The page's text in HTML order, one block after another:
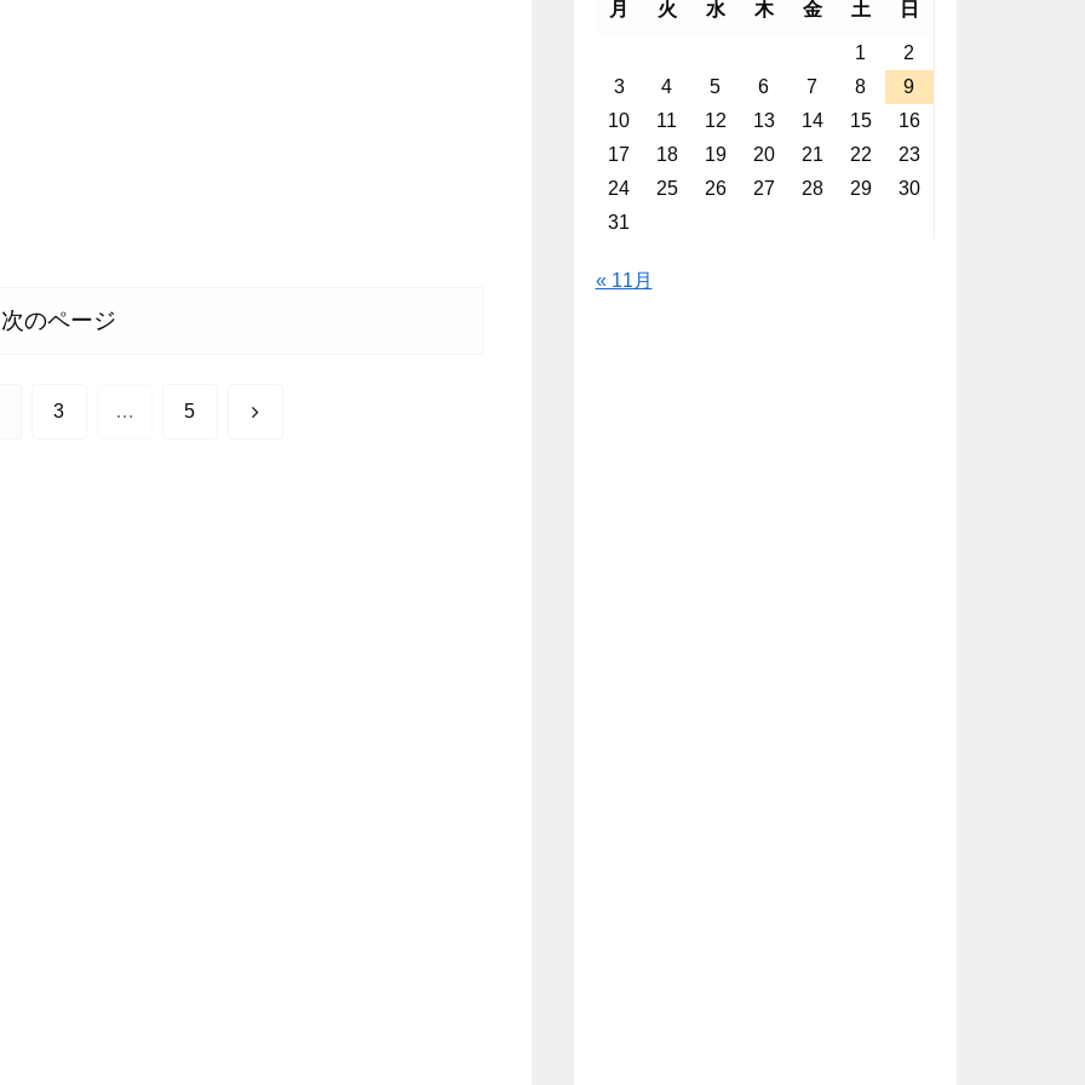
次のページ
3 … 5 次
月 火 水 木 金 土 日
1
2
3
4 5 6 7 8
9
10
11 12 13 14 15
16
17
18 19 20 21 22
23
24
25 26 27 28 29
30
31
« 11月